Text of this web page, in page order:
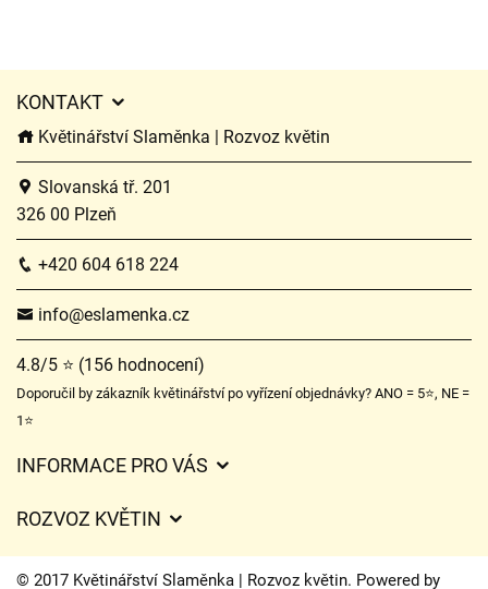
KONTAKT
Květinářství Slaměnka | Rozvoz květin
Slovanská tř. 201
326 00 Plzeň
+420 604 618 224
info@eslamenka.cz
4.8/5 ⭐ (156 hodnocení)
Doporučil by zákazník květinářství po vyřízení objednávky? ANO = 5⭐, NE =
1⭐
INFORMACE PRO VÁS
Ochrana osobních údajů
ROZVOZ KVĚTIN
Ceny za doručení
© 2017 Květinářství Slaměnka | Rozvoz květin. Powered by